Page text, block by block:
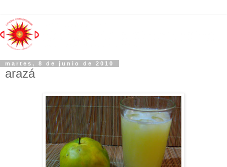
martes, 8 de junio de 2010
arazá